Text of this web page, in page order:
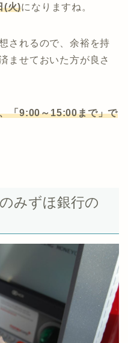
(火)になりますね。
されるので、余裕を持
ませておいた方が良さ
「9:00～15:00まで」で
みずほ銀行の